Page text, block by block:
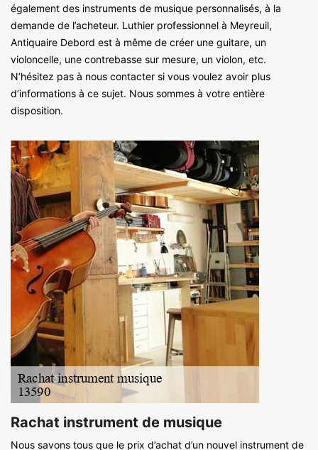
également des instruments de musique personnalisés, à la
demande de l’acheteur. Luthier professionnel à Meyreuil,
Antiquaire Debord est à même de créer une guitare, un
violoncelle, une contrebasse sur mesure, un violon, etc.
N’hésitez pas à nous contacter si vous voulez avoir plus
d’informations à ce sujet. Nous sommes à votre entière
disposition.
Rachat instrument de musique
Nous savons tous que le prix d’achat d’un nouvel instrument de